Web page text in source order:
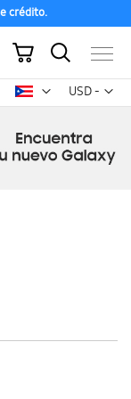
crédito.
USD -
dólar
Mi carrito